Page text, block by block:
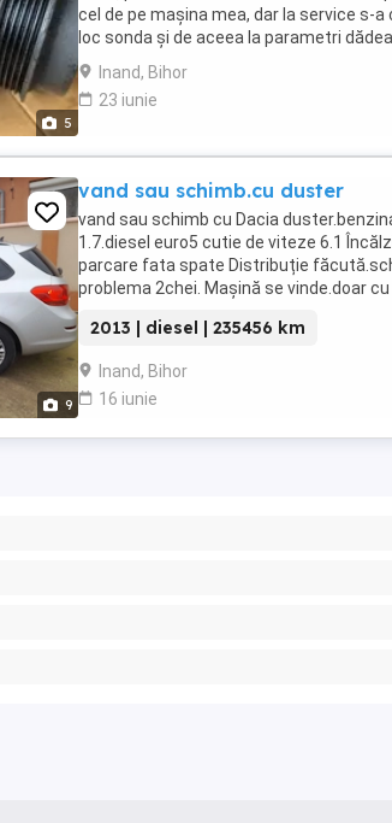
5
cel de pe mașina mea, dar la service s-
loc sonda și de aceea la parametri
cumpărat degeaba și pentru că a trecut
Inand, Bihor
23 iunie
9
vand sau schimb.cu duster
vand sau schimb cu Dacia
1.7.diesel euro5 cutie de viteze 6.1
parcare fata spate Distribuție
problema 2chei. Mașină se vinde.doar
2013 | diesel | 235456 km
Inand, Bihor
16 iunie